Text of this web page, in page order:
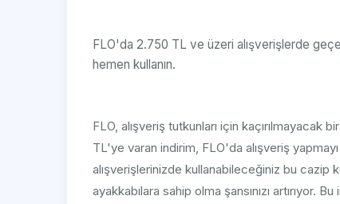
FLO'da 2.750 TL ve üzeri alışverişlerde
hemen kullanın.
FLO, alışveriş tutkunları için kaçırılmayacak
TL'ye varan indirim, FLO'da alışveriş
alışverişlerinizde kullanabileceğiniz bu cazip
ayakkabılara sahip olma şansınızı